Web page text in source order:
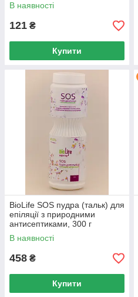
В наявності
121 ₴
Купити
BioLife SOS пудра (тальк) для
епіляції з природними
антисептиками, 300 г
В наявності
458 ₴
Купити